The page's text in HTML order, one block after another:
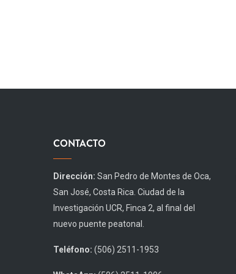
CONTACTO
Dirección: San Pedro de Montes de Oca,
San José, Costa Rica. Ciudad de la
Investigación UCR, Finca 2, al final del
nuevo puente peatonal.
Teléfono: (506) 2511-1953